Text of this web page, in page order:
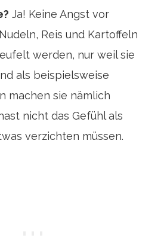
Ja! Keine Angst vor
Reis und Kartoffeln
werden, nur weil sie
als beispielsweise
machen sie nämlich
nicht das Gefühl als
verzichten müssen.